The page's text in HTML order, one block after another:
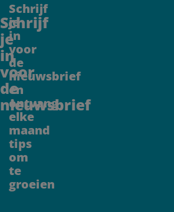
Schrijf
je
in
voor
de
nieuwsbrief
Schrijf
je
in
voor
de
nieuwsbrief
en
ontvang
elke
maand
tips
om
te
groeien